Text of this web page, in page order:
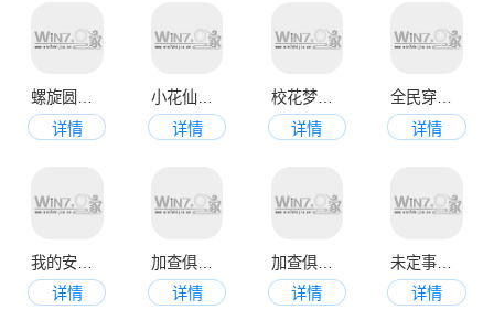
你会找到你钟爱的手游哦!
螺旋圆舞曲官网版
详情
小花仙官网版
详情
校花梦工厂官网版
详情
全民穿越之宫九游版
详情
我的安吉拉2最新版本
详情
加查俱乐部最新版本2023
详情
加查俱乐部中文版
详情
详情